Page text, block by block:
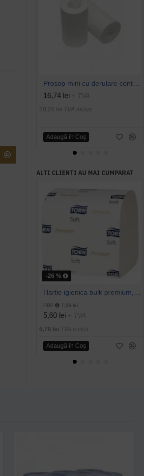
16,74 lei + TVA
20,26 lei
TVA inclus
Adaugă în Coş
ALTI CLIENTI AU MAI CUMPARAT
-26 %
PRP 7,56 lei
5,60 lei + TVA
6,78 lei
TVA inclus
Adaugă în Coş